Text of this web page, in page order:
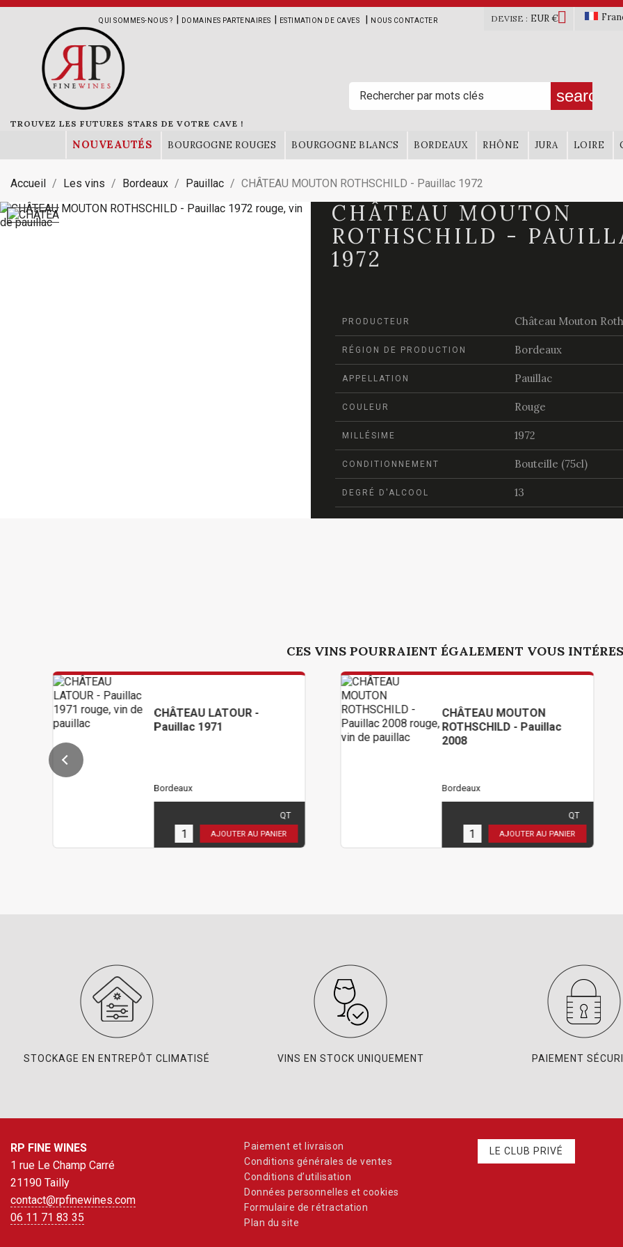
QUI SOMMES-NOUS ? | DOMAINES PARTENAIRES | ESTIMATION DE CAVES | NOUS CONTACTER DEVISE : EUR €
TROUVEZ LES FUTURES STARS DE VOTRE CAVE !
search
NOUVEAUTÉS BOURGOGNE ROUGES BOURGOGNE BLANCS BORDEAUX RHÔNE JURA LOIRE
Accueil Les vins Bordeaux Pauillac CHÂTEAU MOUTON ROTHSCHILD - Pauillac 1972
CHÂTEAU MOUTON
ROTHSCHILD -
1972
PRODUCTEUR Château Mouton
RÉGION DE PRODUCTION Bordeaux
APPELLATION Pauillac
COULEUR Rouge
MILLÉSIME 1972
CONDITIONNEMENT Bouteille (75cl)
DEGRÉ D'ALCOOL 13
CES VINS POURRAIENT ÉGALEMENT VOUS
CHÂTEAU LATOUR -
Pauillac 1971
AJOUTER AU PANIER
CHÂTEAU MOUTON
ROTHSCHILD - Pauillac
2008
AJOUTER AU PANIER
STOCKAGE EN ENTREPÔT CLIMATISÉ VINS EN STOCK UNIQUEMENT PAIEMENT
RP FINE WINES
1 rue Le Champ Carré
21190 Tailly
contact@rpfinewines.com
06 11 71 83 35
Paiement et livraison
Conditions générales de ventes
Conditions d’utilisation
Données personnelles et cookies
Formulaire de rétractation
Plan du site
LE CLUB PRIVÉ